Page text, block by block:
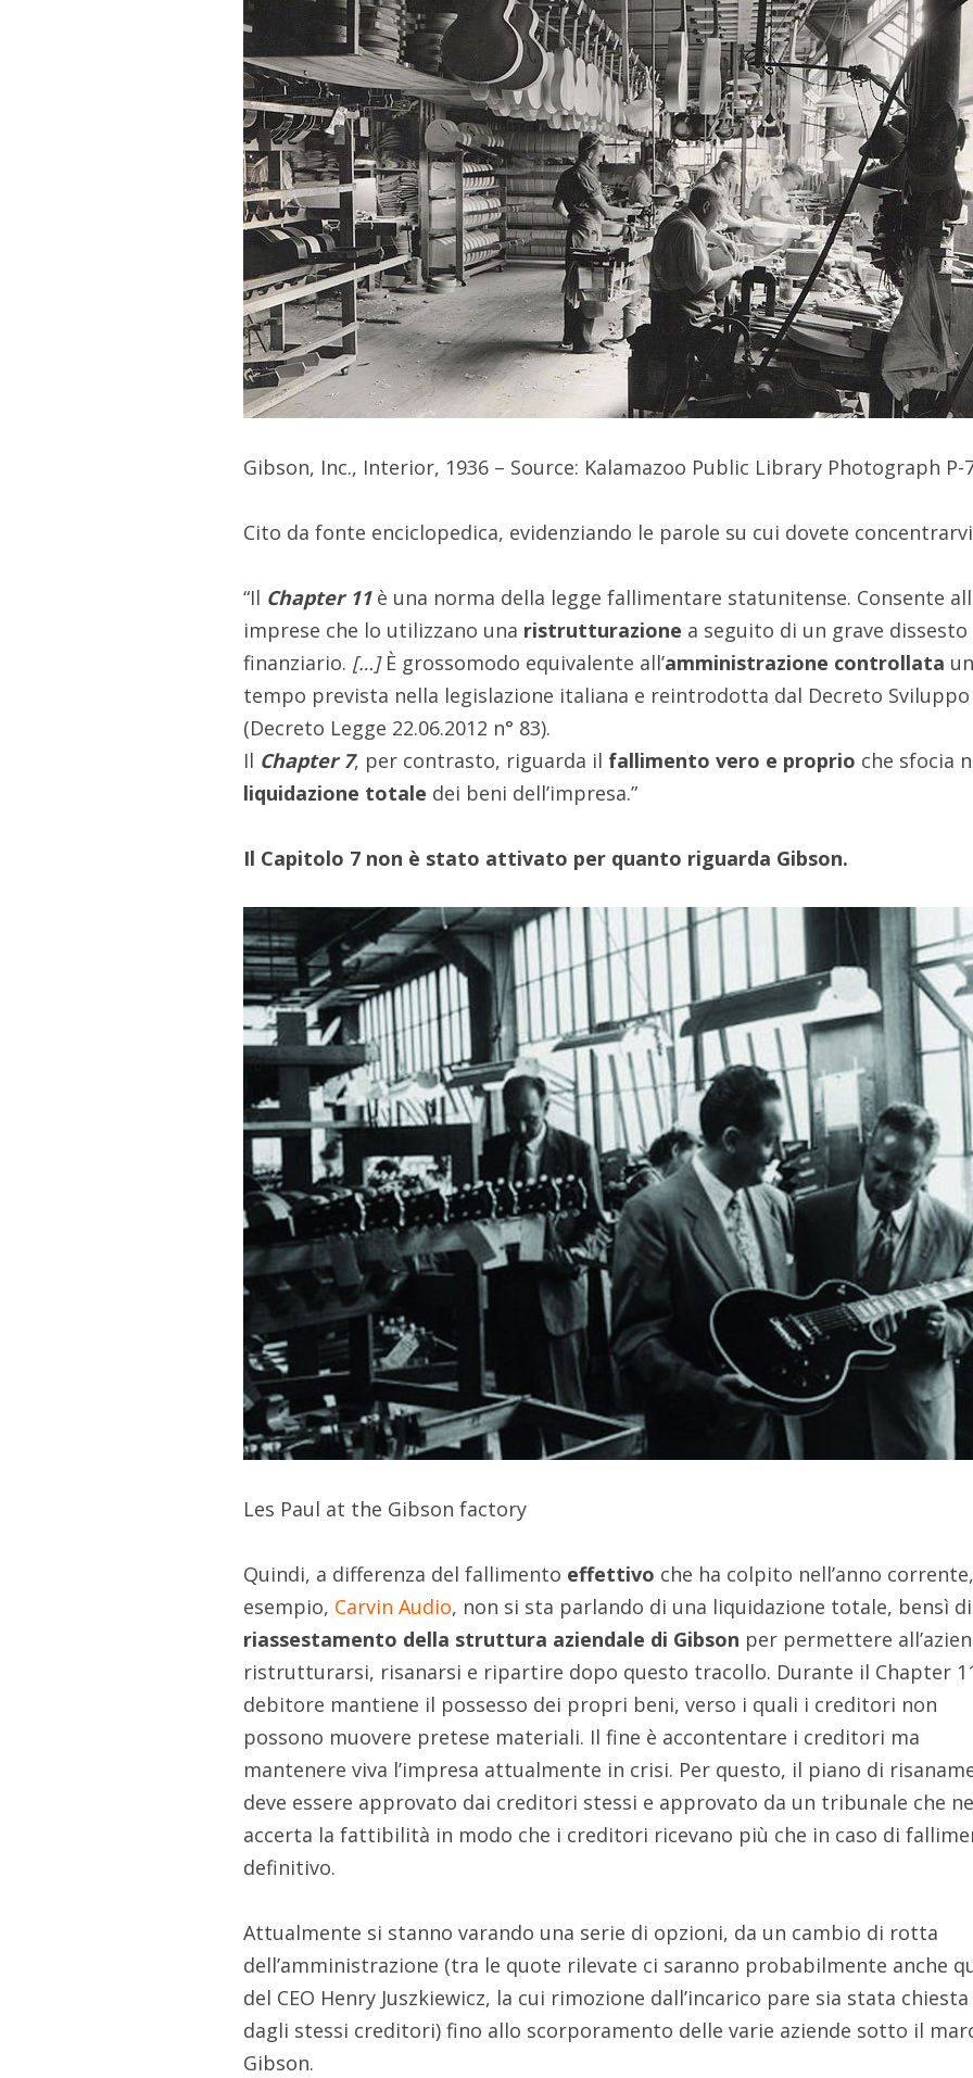
Gibson, Inc., Interior, 1936 – Source: Kalamazoo Public Library Photograph P-
Cito da fonte enciclopedica, evidenziando le parole su cui dovete
“Il Chapter 11è una norma della legge fallimentare statunitense. Consente
imprese che lo utilizzano una ristrutturazione a seguito di un grave dissesto
finanziario. […]È grossomodo equivalente all’amministrazione controllata
tempo prevista nella legislazione italiana e reintrodotta dal Decreto Sviluppo
(Decreto Legge 22.06.2012 n° 83).
Il Chapter 7, per contrasto, riguarda il fallimento vero e proprio che sfocia
liquidazione totale dei beni dell’impresa.”
Il Capitolo 7 non è stato attivato per quanto riguarda Gibson.
Les Paul at the Gibson factory
Quindi, a differenza del fallimento effettivo che ha colpito nell’anno
esempio, Carvin Audio, non si sta parlando di una liquidazione totale, bensì
riassestamento della struttura aziendale di Gibson per permettere
ristrutturarsi, risanarsi e ripartire dopo questo tracollo. Durante il Chapter
debitore mantiene il possesso dei propri beni, verso i quali i creditori non
possono muovere pretese materiali. Il fine è accontentare i creditori ma
mantenere viva l’impresa attualmente in crisi. Per questo, il piano di
deve essere approvato dai creditori stessi e approvato da un tribunale che
accerta la fattibilità in modo che i creditori ricevano più che in caso di
definitivo.
Attualmente si stanno varando una serie di opzioni, da un cambio di rotta
dell’amministrazione (tra le quote rilevate ci saranno probabilmente anche
del CEO Henry Juszkiewicz, la cui rimozione dall’incarico pare sia stata chiesta
dagli stessi creditori) fino allo scorporamento delle varie aziende sotto il
Gibson.